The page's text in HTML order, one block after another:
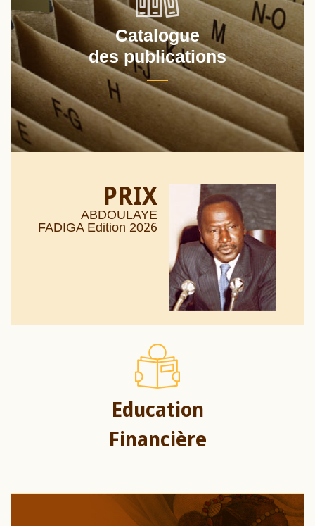
Catalogue
des publications
PRIX
ABDOULAYE
FADIGA Edition 2026
Education
Financière